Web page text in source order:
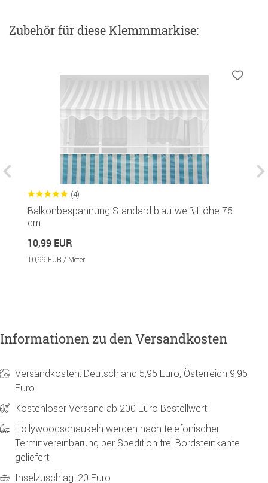
Zubehörfür diese Klemmmarkise:
(4)
Balkonbespannung Standard blau-weiß Höhe 75
cm
10,99 EUR
10,99 EUR / Meter
Informationen zu den Versandkosten
Versandkosten: Deutschland 5,95 Euro, Österreich 9,95
Euro
Kostenloser Versand ab 200 Euro Bestellwert
Hollywoodschaukeln werden nach telefonischer
Terminvereinbarung per Spedition frei Bordsteinkante
geliefert
Inselzuschlag: 20 Euro